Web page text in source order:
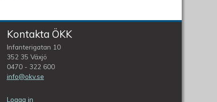
Kontakta ÖKK
Infanterigatan 10
352 35 Växjö
0470 - 322 600
info@okv.se
Logga in